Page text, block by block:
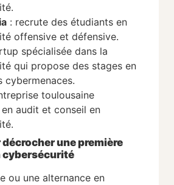
: recrute des étudiants en
offensive et défensive.
spécialisée dans la
qui propose des stages en
cybermenaces.
toulousaine
audit et conseil en
une première
cybersécurité
ou une alternance en